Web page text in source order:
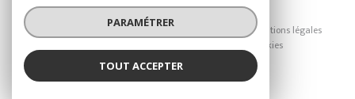
© 2026 | Tous droits réservés
Nos honoraires
Nos partenaires
Mentions légales
Cookies
PARAMÉTRER
TOUT ACCEPTER